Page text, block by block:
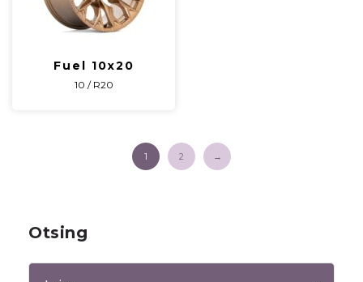
Fuel 10x20
10 / R20
1 2 →
Otsing